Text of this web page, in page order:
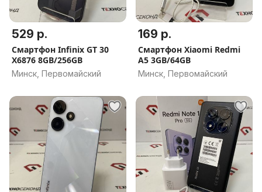
529 р.
Смартфон Infinix GT 30
X6876 8GB/256GB
Минск, Первомайский
169 р.
Смартфон Xiaomi Redmi
A5 3GB/64GB
Минск, Первомайский